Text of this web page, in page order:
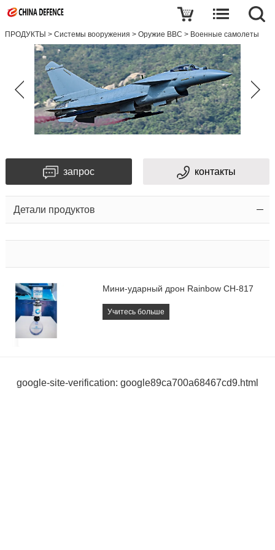
ПРОДУКТЫ > Системы вооружения > Оружие ВВС > Военные самолеты
запрос контакты
Детали продуктов
Мини-ударный дрон Rainbow CH-817
Учитесь больше
google-site-verification: google89ca700a68467cd9.html